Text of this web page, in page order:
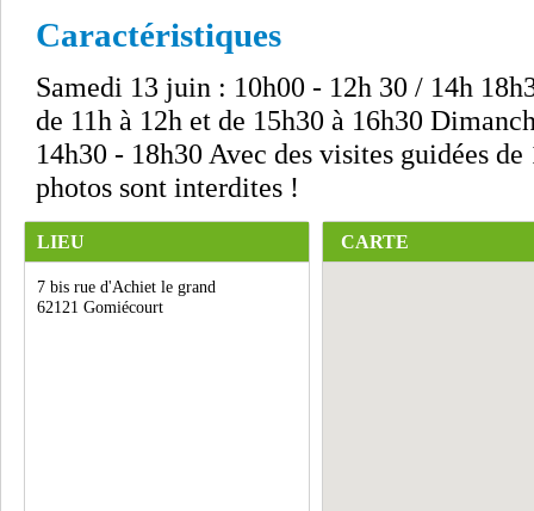
Caractéristiques
Samedi 13 juin : 10h00 - 12h 30 / 14h
de 11h à 12h et de 15h30 à 16h30
14h30 - 18h30 Avec des visites guidées
photos sont interdites !
LIEU
7 bis rue d'Achiet le grand
62121 Gomiécourt
CARTE